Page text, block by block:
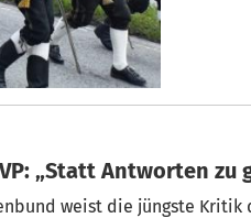
„Statt Antworten zu
weist die jüngste Kritik